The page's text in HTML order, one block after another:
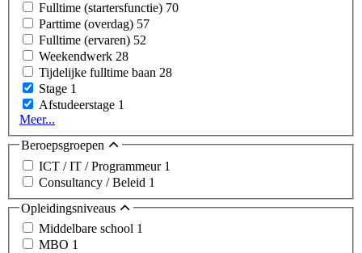
Fulltime (startersfunctie) 70
Parttime (overdag) 57
Fulltime (ervaren) 52
Weekendwerk 28
Tijdelijke fulltime baan 28
Stage 1
Afstudeerstage 1
Meer...
Beroepsgroepen
ICT / IT / Programmeur 1
Consultancy / Beleid 1
Opleidingsniveaus
Middelbare school 1
MBO 1